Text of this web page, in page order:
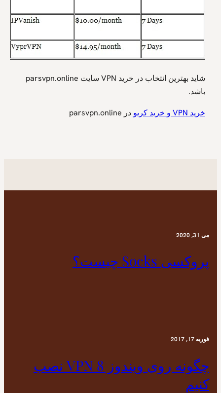
شاید بهترین انتخاب در خرید VPN سایت parsvpn.online
باشد.
خرید VPN و خرید کریو در parsvpn.online
می 31, 2020
پروکسی Socks چیست؟
فوریه 17, 2017
چگونه روی ویندوز 8 VPN نصب
کنیم